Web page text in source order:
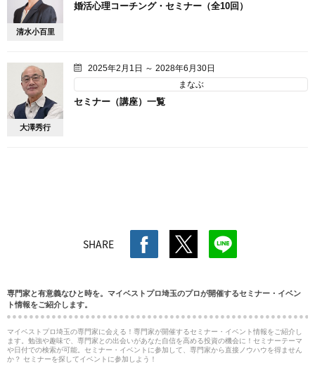
清水小百里
婚活心理コーチング・セミナー（全10回）
大澤秀行
2025年2月1日 ～ 2028年6月30日
まなぶ
セミナー（講座）一覧
SHARE
専門家と有意義なひと時を。マイベストプロ埼玉のプロが開催するセミナー・イベン
ト情報をご紹介します。
マイベストプロ埼玉の専門家に会える！専門家が開催するセミナー・イベント情報をご紹介し
ます。勉強や趣味で、専門家との出会いがあなた自信を高める投資の機会に！セミナーテーマ
や日付での検索が可能。セミナー・イベントに参加して、専門家から直接ノウハウを得ません
か？ セミナーを探してイベントに参加しよう！